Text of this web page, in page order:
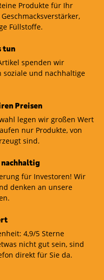
Produkte für Ihr
Füllstoffe.
tun
spenden wir
soziale und nachhaltige
Preisen
legen wir großen Wert
nur Produkte, von
sind.
für Investoren! Wir
denken an unsere
4,9/5 Sterne
nicht gut sein, sind
direkt für Sie da.